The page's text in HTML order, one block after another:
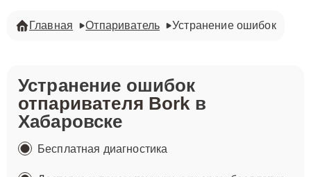
Главная Отпариватель Устранение ошибок
Устранение ошибок
отпаривателя Borkв
Хабаровске
Бесплатная диагностика